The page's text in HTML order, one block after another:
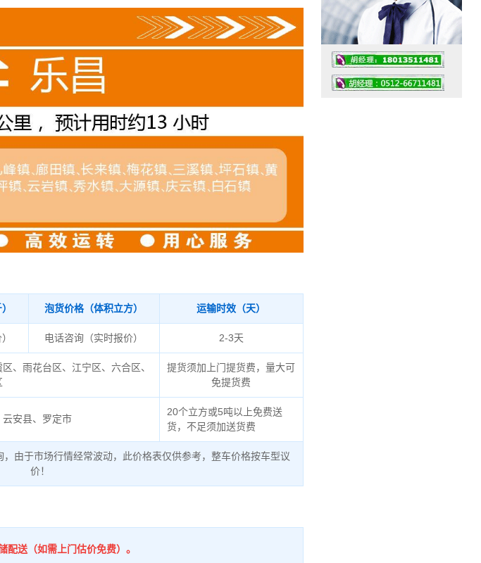
泡货价格（体积立方） 运输时效（天）
电话咨询（实时报价） 2-3天
、雨花台区、江宁区、六合区、
提货须加上门提货费，量大可
免提货费
安县、罗定市
20个立方或5吨以上免费送
货，不足须加送货费
由于市场行情经常波动，此价格表仅供参考，整车价格按车型议
价！
配送（如需上门估价免费）。